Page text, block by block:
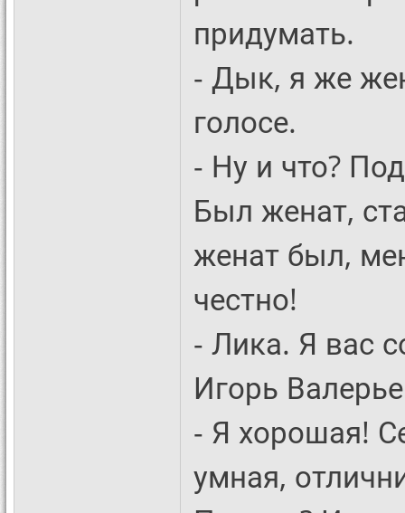
придумать.
- Дык, я же
голосе.
- Ну и что?
Был женат,
женат был,
честно!
- Лика. Я вас
Игорь
- Я хорошая!
умная,